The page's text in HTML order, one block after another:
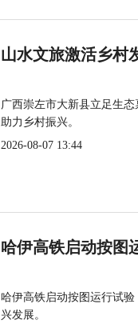
山水文旅激活乡村
广西崇左市大新县立足生
助力乡村振兴。
2026-08-07 13:44
哈伊高铁启动按图
哈伊高铁启动按图运行试
兴发展。